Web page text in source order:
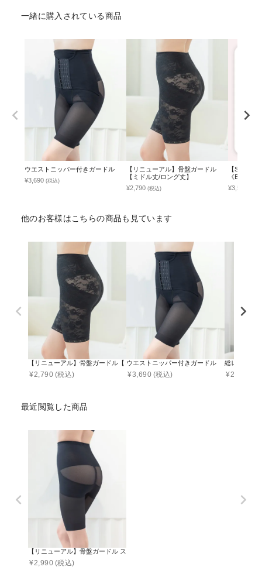
一緒に購入されている商品
ウエストニッパー付きガードル
¥3,690 (税込)
【リニューアル】骨盤ガードル
【ミドル丈/ロング丈】
¥2,790 (税込)
【SALE限
《BraJelly
ブラ＆ショ
¥3,512
他のお客様はこちらの商品も見ています
【リニューアル】骨盤ガードル【ミドル丈/ロング丈】
¥2,790 (税込)
ウエストニッパー付きガードル
¥3,690 (税込)
総レースボ
¥2,690
最近閲覧した商品
【リニューアル】骨盤ガードル スムースタイプ【スーパーロング丈】
¥2,990 (税込)